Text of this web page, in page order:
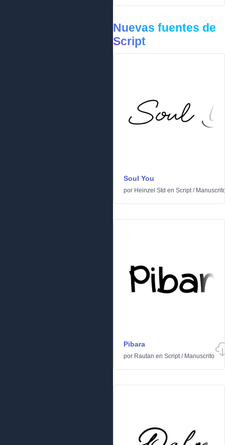
Nuevas fuentes de
Script
Soul You
por Heinzel Std en Script/
Pibara
por Rautan en Script/ Manuscrito